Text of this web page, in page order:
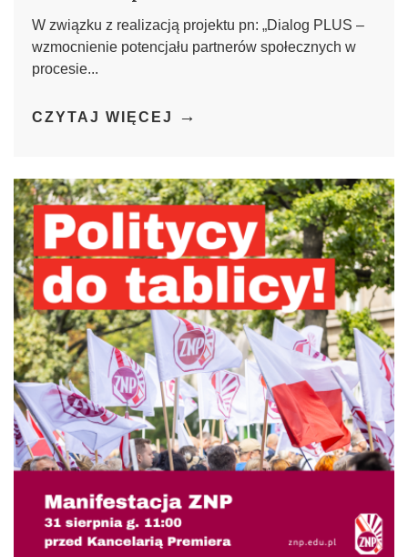
W związku z realizacją projektu pn: „Dialog PLUS –
wzmocnienie potencjału partnerów społecznych w
procesie...
CZYTAJ WIĘCEJ →